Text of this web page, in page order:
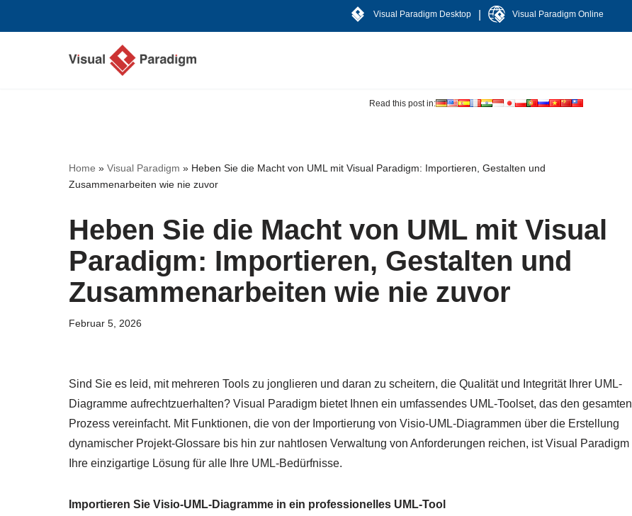
Visual Paradigm Desktop Visual Paradigm Online
Read this post in:
Home » Visual Paradigm » Heben Sie die Macht von UML mit Visual Paradigm: Importieren, Gestalten und
Zusammenarbeiten wie nie zuvor
Heben Sie die Macht von UML mit Visual
Paradigm: Importieren, Gestalten und
Zusammenarbeiten wie nie zuvor
Februar 5, 2026
Sind Sie es leid, mit mehreren Tools zu jonglieren und daran zu scheitern, die Qualität und Integrität Ihrer UML-
Diagramme aufrechtzuerhalten? Visual Paradigm bietet Ihnen ein umfassendes UML-Toolset, das den gesamten
Prozess vereinfacht. Mit Funktionen, die von der Importierung von Visio-UML-Diagrammen über die Erstellung
dynamischer Projekt-Glossare bis hin zur nahtlosen Verwaltung von Anforderungen reichen, ist Visual Paradigm
Ihre einzigartige Lösung für alle Ihre UML-Bedürfnisse.
Importieren Sie Visio-UML-Diagramme in ein professionelles UML-Tool